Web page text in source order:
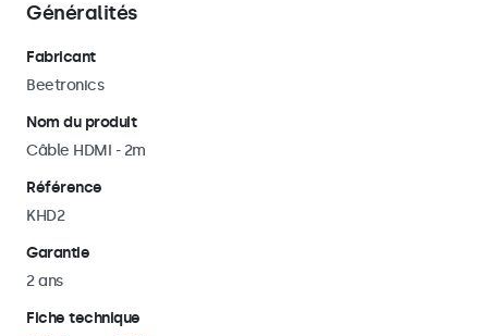
Généralités
Fabricant
Beetronics
Nom du produit
Câble HDMI - 2m
Référence
KHD2
Garantie
2 ans
Fiche technique